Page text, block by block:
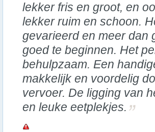
lekker fris en groot, en
lekker ruim en schoon.
gevarieerd en meer dan
goed te beginnen. Het
behulpzaam. Een
makkelijk en voordelig
vervoer. De ligging van
en leuke eetplekjes.